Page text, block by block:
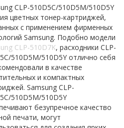
CLP-510D5C/510D5M/510D5Y
цветных тонер-картриджей,
с применением фирменных
Samsung. Подобно модели
CLP-510D7K, расходники CLP-
510D5M/510D5Y отлично себя
в качестве
и компактных
Samsung CLP-
510D5M/510D5Y
безупречное качество
печати, могут